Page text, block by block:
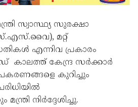
സ്വാസ്ഥ്യ സുരക്ഷാ
മറ്റ്
എന്നിവ പ്രകാരം
കാലത്ത് കേന്ദ്ര സർക്കാർ
കുറിച്ചും
നിർദ്ദേശിച്ചു.